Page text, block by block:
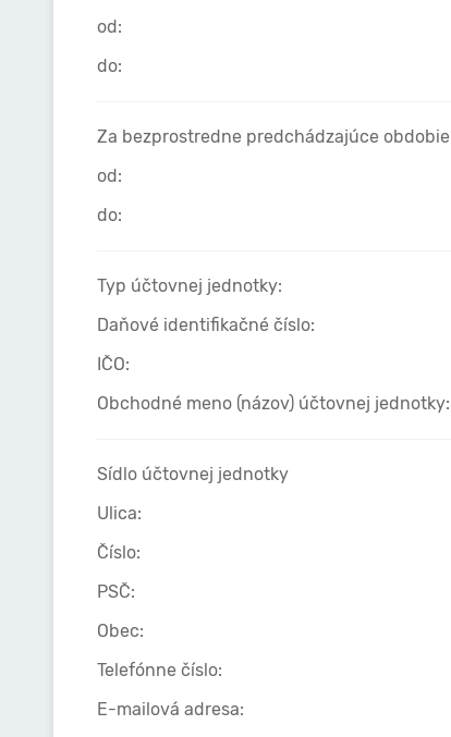
od:
do:
Za bezprostredne predchádzajúce obdobie
od:
do:
Typ účtovnej jednotky:
Daňové identifikačné číslo:
IČO:
Obchodné meno (názov) účtovnej jednotky:
Sídlo účtovnej jednotky
Ulica:
Číslo:
PSČ:
Obec:
Telefónne číslo:
E-mailová adresa: